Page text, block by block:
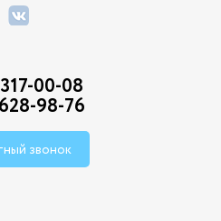
00-08
98-76
звонок